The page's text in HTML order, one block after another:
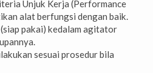
Unjuk Kerja (Performance
alat berfungsi dengan baik.
pakai) kedalam agitator
sesuai prosedur bila